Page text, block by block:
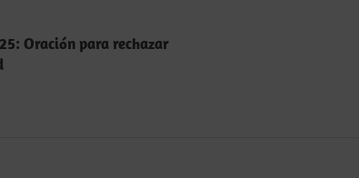
Oración para rechazar